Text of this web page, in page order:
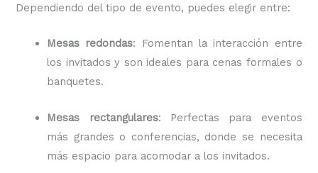
Dependiendo del tipo de evento, puedes elegir entre:
Mesas redondas: Fomentan la interacción entre
los invitados y son ideales para cenas formales o
banquetes.
Mesas rectangulares: Perfectas para eventos
más grandes o conferencias, donde se necesita
más espacio para acomodar a los invitados.